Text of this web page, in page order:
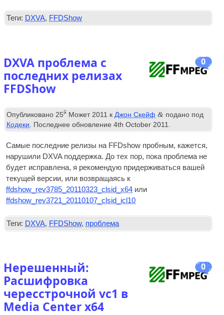
Теги: DXVA, FFDShow
0
DXVA проблема с
последних релизах
FFDShow
Опубликовано 25й Может 2011 к Джон Скейф & подано под
Кодеки . Последнее обновление4th October 2011
Самые последние релизы на FFDshow пробным, кажется,
нарушили DXVAподдержка. До тех пор, пока проблема не
будет исправлена, я рекомендую придерживаться вашей
текущей версии, или возвращаясь к
ffdshow_rev3785_20110323_clsid_x64 или
ffdshow_rev3721_20110107_clsid_icl10
Теги: DXVA, FFDShow, проблема
0
Нерешенный:
Расшифровка
чересстрочной vc1 в
Media Center x64